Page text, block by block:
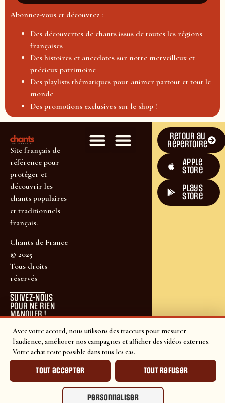
Avec votre accord, nous utilisons des traceurs pour mesurer
l'audience, améliorer nos campagnes et afficher des vidéos externes.
Votre achat reste possible dans tous les cas.
Tout accepter Tout refuser
Personnaliser
Abonnez-vous et découvrez :
Des découvertes de chants issus de toutes les régions
françaises
Des histoires et anecdotes sur notre merveilleux et
précieux patrimoine
Des playlists thématiques pour animer partout et tout le
monde
Des promotions exclusives sur le shop !
Site français de
référence pour
protéger et
découvrir les
chants populaires
et traditionnels
français.
Chants de France
© 2025
Tous droits
réservés
SUIVEZ-NOUS
POUR NE RIEN
MANQUER !
Retour au
répertoire
Apple
Store
plays
store